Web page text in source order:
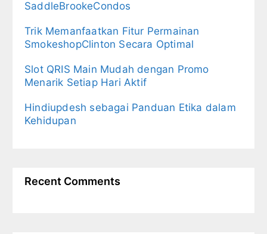
SaddleBrookeCondos
Trik Memanfaatkan Fitur Permainan
SmokeshopClinton Secara Optimal
Slot QRIS Main Mudah dengan Promo
Menarik Setiap Hari Aktif
Hindiupdesh sebagai Panduan Etika dalam
Kehidupan
Recent Comments